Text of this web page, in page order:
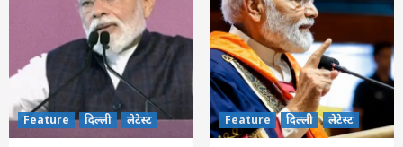
बन रहा भारत : पीएम मोदी
4
Feature दिल्ली लेटेस्ट
‘जिंदगी की परीक्षा में सबकुछ आउट ऑफ सिलेबस’,
IIT दिल्ली के छात्रों से बोले पीएम मोदी
Feature दिल्ली लेटेस्ट Feature दिल्ली लेटेस्ट